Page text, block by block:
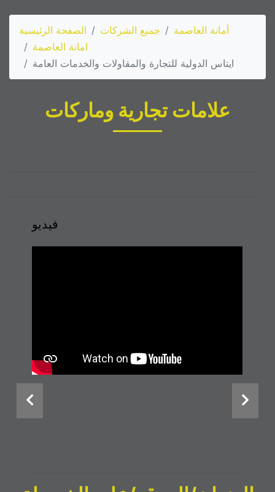
الصفحة الرئيسية جميع الشركات
أمانة العاصمة
امانة العاصمة
ايتاس الدولية للتجارة والمقاولات والخدمات العامة
علامات تجارية وماركات
فيديو